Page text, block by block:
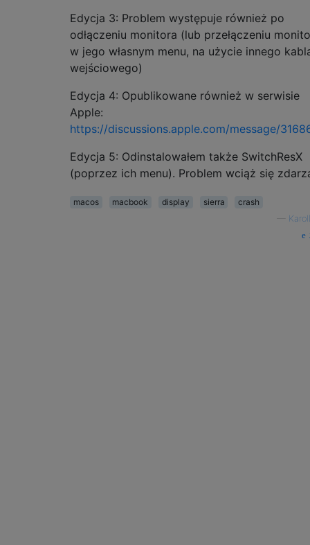
Edycja 3: Problem występuje również po
odłączeniu monitora (lub przełączeniu
w jego własnym menu, na użycie innego
wejściowego)
Edycja 4: Opublikowane również w serwisie
Apple:
https://discussions.apple.com/message/
Edycja 5: Odinstalowałem także SwitchResX
(poprzez ich menu). Problem wciąż się
macos macbook display sierra
crash